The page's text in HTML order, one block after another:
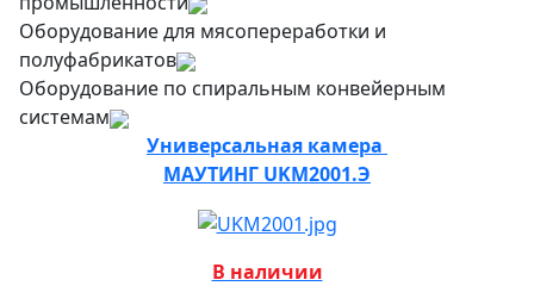
Оборудование для мясопереработки и
полуфабрикатов
Оборудование по спиральным конвейерным
системам
Универсальная камера
МАУТИНГ UKM2001.Э
В наличии